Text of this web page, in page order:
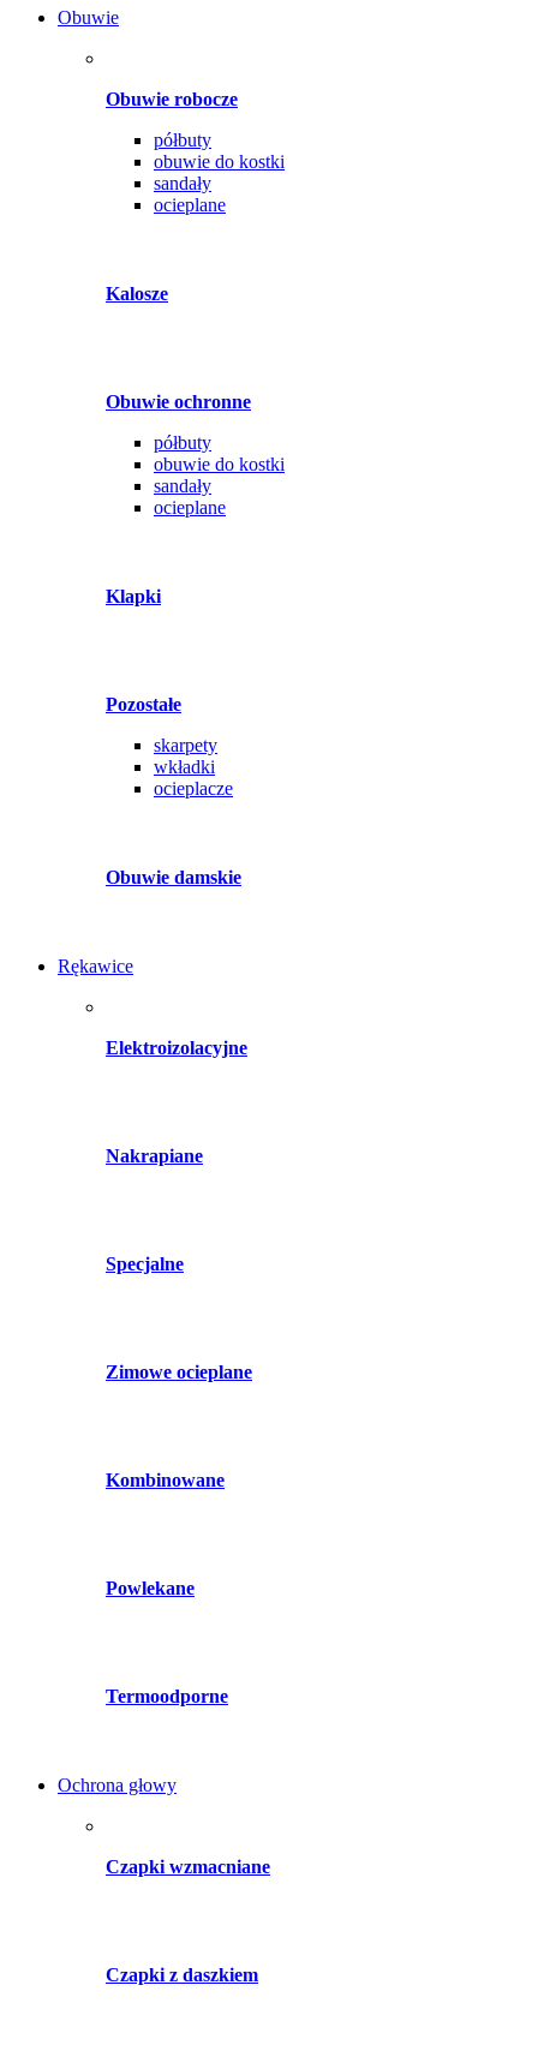
Obuwie
Obuwie robocze
półbuty
obuwie do kostki
sandały
ocieplane
Kalosze
Obuwie ochronne
półbuty
obuwie do kostki
sandały
ocieplane
Klapki
Pozostałe
skarpety
wkładki
ocieplacze
Obuwie damskie
Rękawice
Elektroizolacyjne
Nakrapiane
Specjalne
Zimowe ocieplane
Kombinowane
Powlekane
Termoodporne
Ochrona głowy
Czapki wzmacniane
Czapki z daszkiem